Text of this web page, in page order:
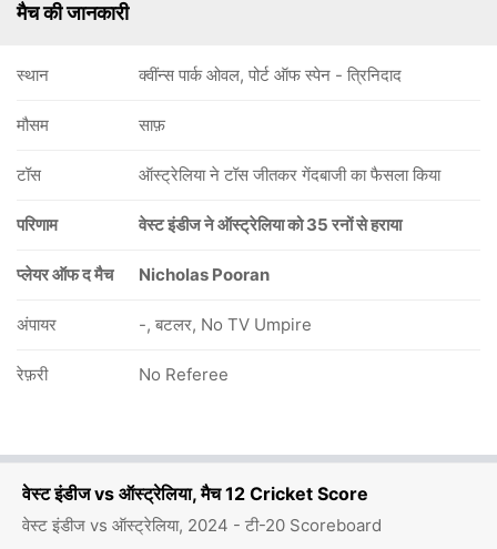
वेस्ट इंडीज vs ऑस्ट्रेलिया, मैच 12 Cricket Score
वेस्ट इंडीज vs ऑस्ट्रेलिया, 2024 - टी-20 Scoreboard
मैच की जानकारी
स्थान क्वींन्स पार्क ओवल, पोर्ट ऑफ स्पेन - त्रिनिदाद
मौसम साफ़
टॉस ऑस्ट्रेलिया ने टॉस जीतकर गेंदबाजी का फैसला किया
परिणाम वेस्ट इंडीज ने ऑस्ट्रेलिया को 35 रनों से हराया
प्लेयर ऑफ द मैच Nicholas Pooran
अंपायर -, बटलर, No TV Umpire
रेफ़री No Referee